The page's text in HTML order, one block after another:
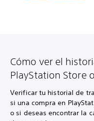
Cómo ver el
PlayStation Store
Verificar tu historial de
si una compra en
o si deseas encontrar la